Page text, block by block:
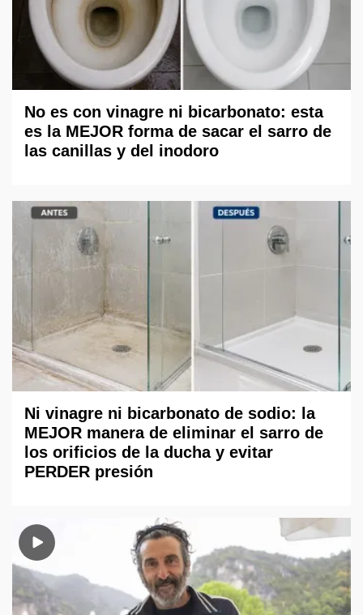
No es con vinagre ni bicarbonato: esta
es la MEJOR forma de sacar el sarro de
las canillas y del inodoro
Ni vinagre ni bicarbonato de sodio: la
MEJOR manera de eliminar el sarro de
los orificios de la ducha y evitar
PERDER presión